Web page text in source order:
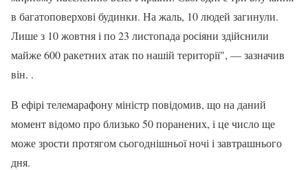
в багатоповерхові будинки. На жаль, 10 людей загинули.
Лише з 10 жовтня і по 23 листопада росіяни здійснили
майже 600 ракетних атак по нашій території", — зазначив
він. .
В ефірі телемарафону міністр повідомив, що на даний
момент відомо про близько 50 поранених, і це число ще
може зрости протягом сьогоднішньої ночі і завтрашнього
дня.